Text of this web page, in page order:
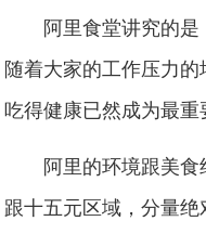
阿里食堂讲究的是
随着大家的工作压力的
吃得健康已然成为最重
阿里的环境跟美食
跟十五元区域，分量